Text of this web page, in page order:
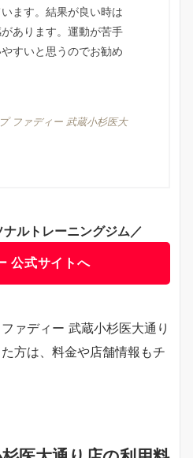
ます。結果が良い時は
あります。運動が苦手
すいと思うのでお勧め
ファディー 武蔵小杉医大
ルトレーニングジム／
公式サイトへ
ァディー 武蔵小杉医大通り
方は、料金や店舗情報もチ